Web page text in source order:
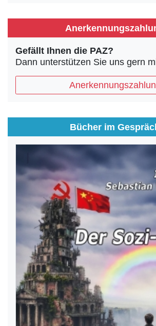
Gefällt Ihnen die PAZ?
Dann unterstützen Sie uns gern
Bücher im